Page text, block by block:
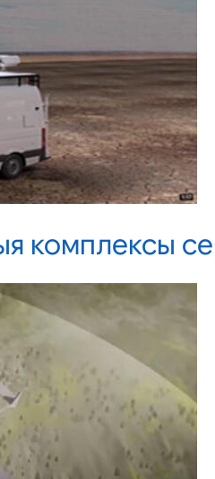
комплексы